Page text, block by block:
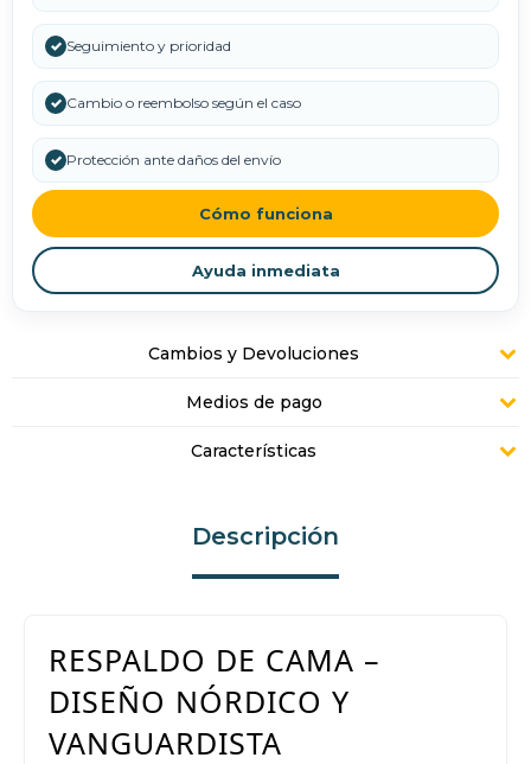
✓ Seguimiento y prioridad
✓ Cambio o reembolso según el caso
✓ Protección ante daños del envío
Cómo funciona
Ayuda inmediata
Cambios y Devoluciones
Medios de pago
Características
Descripción
RESPALDO DE CAMA –
DISEÑO NÓRDICO Y
VANGUARDISTA